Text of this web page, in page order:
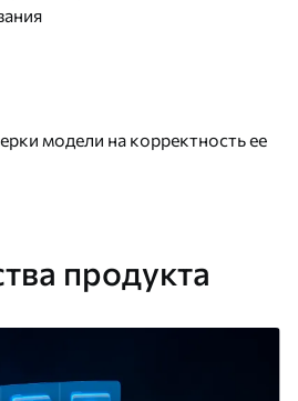
модели на корректность ее
продукта